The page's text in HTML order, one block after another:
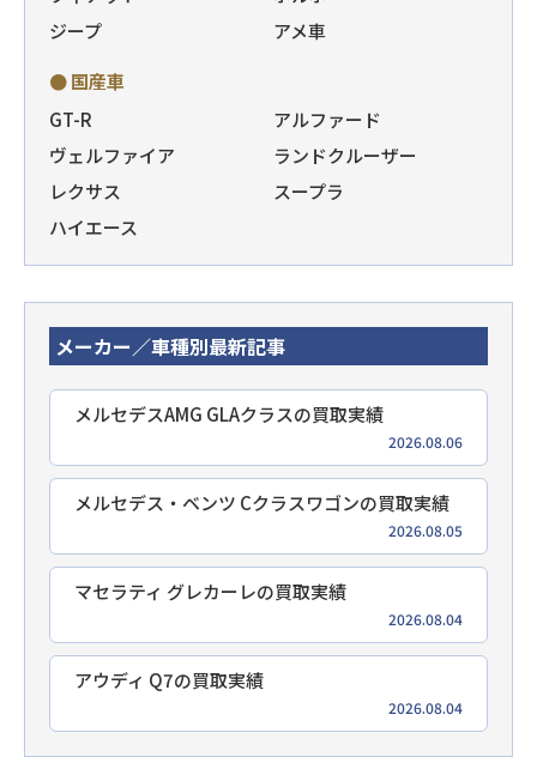
ジープ
アメ車
● 国産車
GT-R
アルファード
ヴェルファイア
ランドクルーザー
レクサス
スープラ
ハイエース
メーカー／車種別最新記事
メルセデスAMG GLAクラスの買取実績
2026.08.06
メルセデス・ベンツ Cクラスワゴンの買取実績
2026.08.05
マセラティ グレカーレの買取実績
2026.08.04
アウディ Q7の買取実績
2026.08.04